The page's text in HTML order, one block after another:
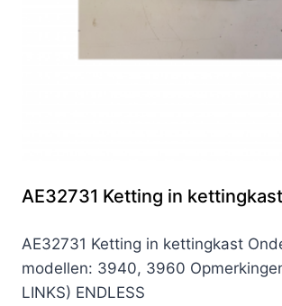
AE32731 Ketting in kettingkast
AE32731 Ketting in kettingkast
modellen: 3940, 3960
LINKS) ENDLESS